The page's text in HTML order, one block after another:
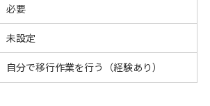
必要
未設定
自分で移行作業を行う（経験あり）